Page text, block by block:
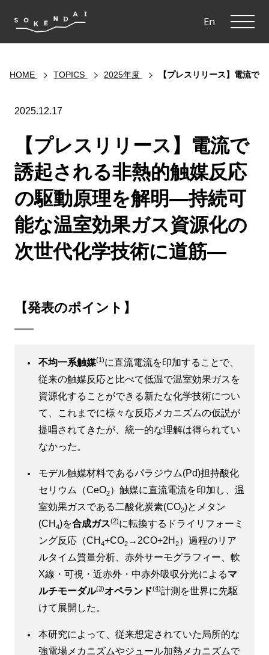
En
HOME TOPICS 2025年度 【プレスリリース】電流で
2025.12.17
【プレスリリース】電流で
誘起される非熱的触媒反応
の駆動原理を解明—持続可
能な温室効果ガス資源化の
次世代化学技術に道筋—
【発表のポイント】
不均一系触媒(1)に直流電流を印加することで、
従来の触媒反応と比べて低温で温室効果ガスを
資源化することができる新たな化学技術につい
て、これまでに様々な反応メカニズムの仮説が
提唱されてきたが、統一的な理解は得られてい
なかった。
モデル触媒材料であるパラジウム(Pd)担持酸化
セリウム（CeO2）触媒に直流電流を印加し、温
室効果ガスである二酸化炭素(CO2)とメタン
(CH 4)を合成ガス(2)に転換するドライリフォーミ
ング反応（CH 4+CO2 →2CO+2H 2）過程のリア
ルタイム質量分析、赤外サーモグラフィー、軟
X線・可視・近赤外・中赤外吸収分光によるマ
ルチモーダル(3)オペランド(4)計測を世界に先駆
けて展開した。
本研究によって、従来想定されていた局所的な
強電場メカニズムやジュール加熱メカニズムで